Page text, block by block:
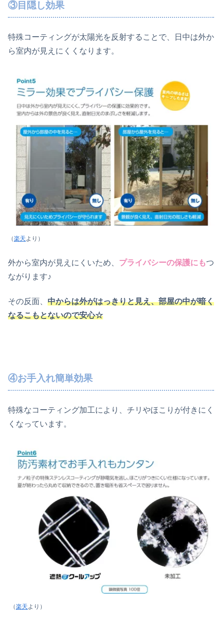
③目隠し効果
特殊コーティングが太陽光を反射することで、日中は外か
ら室内が見えにくくなります。
（楽天 より）
外から室内が見えにくいため、 プライバシーの保護にもつ
ながります♪
その反面、 中からは外がはっきりと見え、部屋の中が暗く
なるこもとないので安心☆
④お手入れ簡単効果
特殊なコーティング加工により、チリやほこりが付きにく
くなっています。
（楽天より）